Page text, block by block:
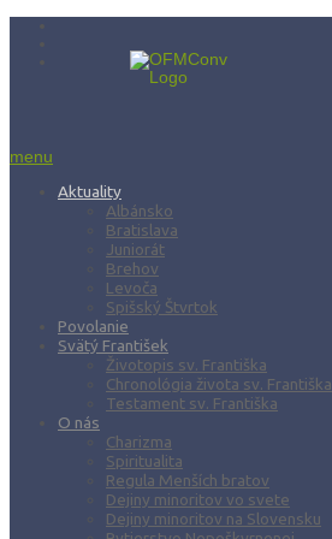
menu
Aktuality
Albánsko
Bratislava
Juniorát
Brehov
Levoča
Spišský Štvrtok
Povolanie
Svätý František
Životopis sv. Františka
Chronológia života sv. Františka
Testament sv. Františka
O nás
Charizma
Spiritualita
Regula Menších bratov
Dejiny minoritov vo svete
Dejiny minoritov na Slovensku